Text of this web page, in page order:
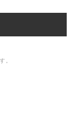
。